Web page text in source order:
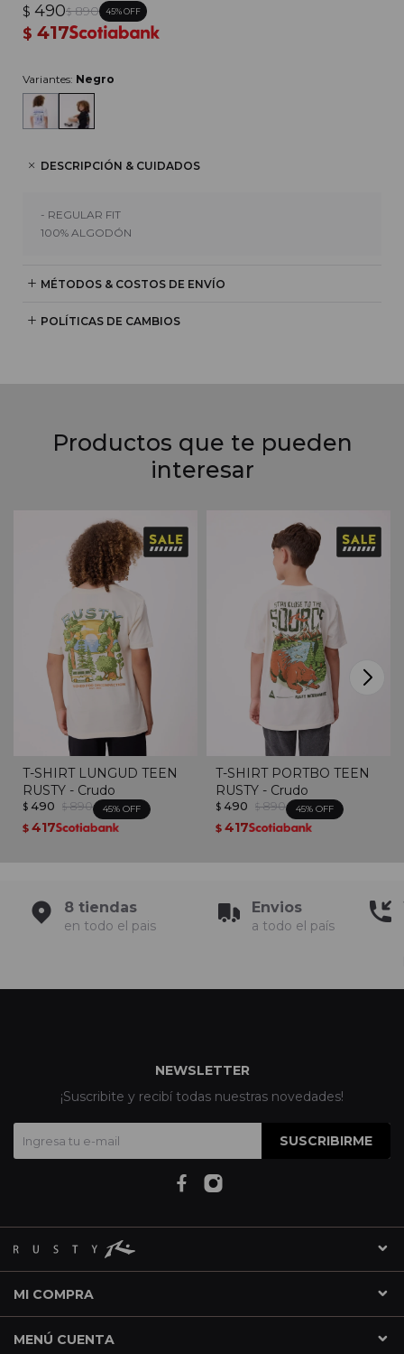
$ 490$ 890 45
$ 417
Variantes: Negro
DESCRIPCIÓN & CUIDADOS
- REGULAR FIT
100% ALGODÓN
MÉTODOS & COSTOS DE ENVÍO
POLÍTICAS DE CAMBIOS
Productos que te pueden
interesar
T-SHIRT LUNGUD TEEN
RUSTY - Crudo
$ 490 $ 890 45
$ 417
T-SHIRT PORTBO TEEN
RUSTY - Crudo
$ 490 $ 890 45
$ 417
8 tiendas
en todo el pais
Envios
a todo el país
MI COMPRA
MENÚ CUENTA
NEWSLETTER
¡Suscribite y recibí todas nuestras novedades!
SUSCRIBIRME